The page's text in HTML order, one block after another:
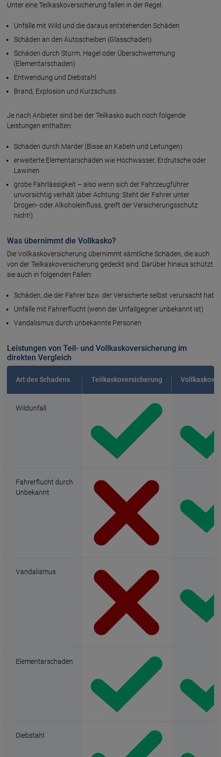
Unter eine Teilkaskoversicherung fallen in der Regel:
Unfälle mit Wild und die daraus entstehenden Schäden
Schäden an den Autoscheiben (Glasschaden)
Schäden durch Sturm, Hagel oder Überschwemmung
(Elementarschaden)
Entwendung und Diebstahl
Brand, Explosion und Kurzschuss
Je nach Anbieter sind bei der Teilkasko auch noch folgende
Leistungen enthalten:
Schäden durch Marder (Bisse an Kabeln und Leitungen)
erweiterte Elementarschäden wie Hochwasser, Erdrutsche oder
Lawinen
grobe Fahrlässigkeit – also wenn sich der Fahrzeugführer
unvorsichtig verhält (aber Achtung: Steht der Fahrer unter
Drogen- oder Alkoholeinfluss, greift der Versicherungsschutz
nicht!)
Was übernimmt die Vollkasko?
Die Vollkaskoversicherung übernimmt sämtliche Schäden, die auch
von der Teilkaskoversicherung gedeckt sind. Darüber hinaus schützt
sie auch in folgenden Fällen:
Schäden, die der Fahrer bzw. der Versicherte selbst verursacht hat
Unfälle mit Fahrerflucht (wenn der Unfallgegner unbekannt ist)
Vandalismus durch unbekannte Personen
Leistungen von Teil- und Vollkaskoversicherung im
direkten Vergleich
Art des Schadens Teilkaskoversicherung
Wildunfall
Fahrerflucht durch
Unbekannt
Vandalismus
Elementarschaden
Diebstahl